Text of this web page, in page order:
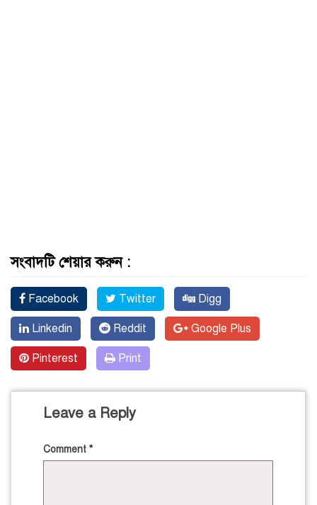
সংবাদটি শেয়ার করুন :
Facebook Twitter Digg
Linkedin Reddit Google Plus
Pinterest Print
Leave a Reply
Comment *